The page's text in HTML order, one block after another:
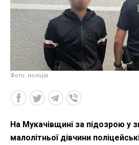
Фото: поліція
На Мукачівщині за підозрою у
малолітньої дівчини